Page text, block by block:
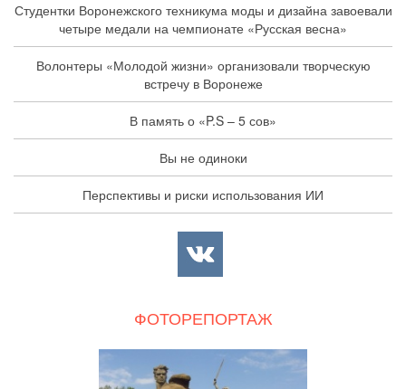
Студентки Воронежского техникума моды и дизайна завоевали
четыре медали на чемпионате «Русская весна»
Волонтеры «Молодой жизни» организовали творческую
встречу в Воронеже
В память о «P.S – 5 сов»
Вы не одиноки
Перспективы и риски использования ИИ
ФОТОРЕПОРТАЖ